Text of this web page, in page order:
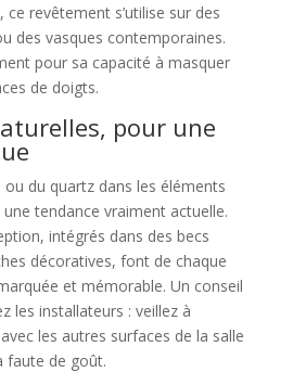
revêtement s’utilise sur des
des vasques contemporaines.
pour sa capacité à masquer
de doigts.
pour une
du quartz dans les éléments
tendance vraiment actuelle.
intégrés dans des becs
décoratives, font de chaque
et mémorable. Un conseil
les installateurs : veillez à
les autres surfaces de la salle
faute de goût.